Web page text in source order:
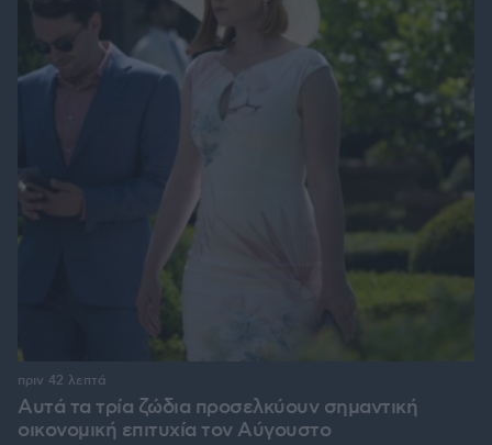
Αυτά τα τρία ζώδια προσελκύουν σημαντική
οικονομική επιτυχία τον Αύγουστο
πριν 42 λεπτά